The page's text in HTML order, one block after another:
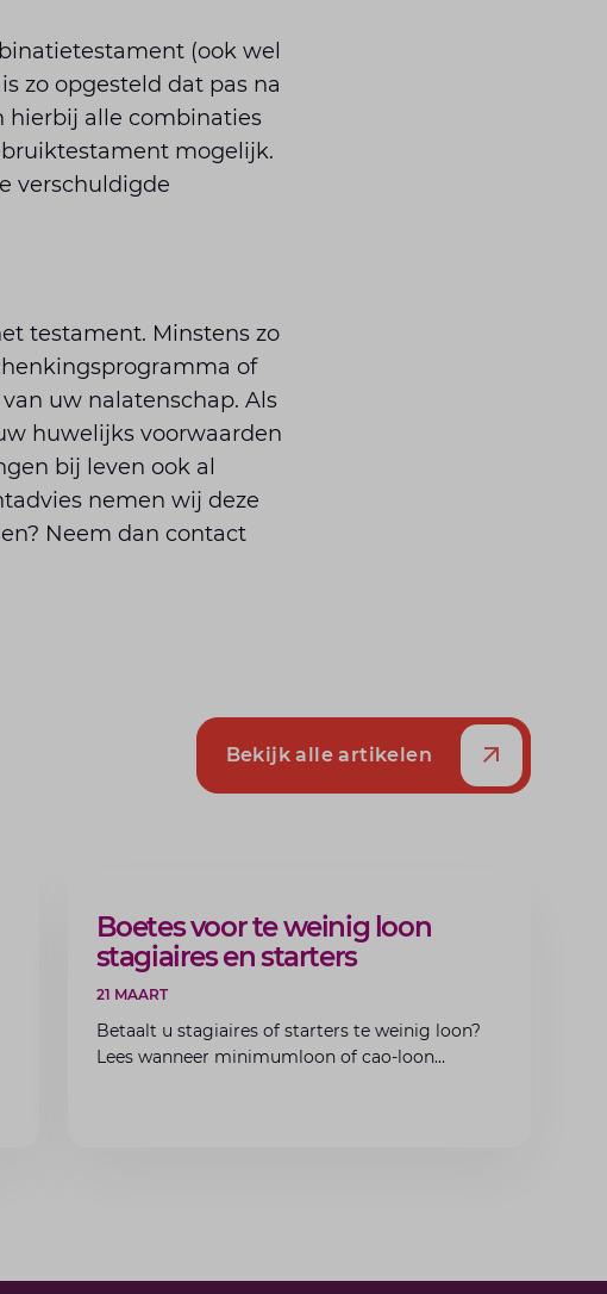
(ook wel
zo opgesteld dat pas na
hierbij alle combinaties
mogelijk.
verschuldigde
testament. Minstens zo
of
uw nalatenschap. Als
huwelijks voorwaarden
bij leven ook al
nemen wij deze
Neem dan contact
Bekijk alle artikelen
ARTIKEL
Boetes voor te weinig loon
stagiaires en starters
21 MAART
Betaalt u stagiaires of starters te weinig loon?
Lees wanneer minimumloon of cao-loon